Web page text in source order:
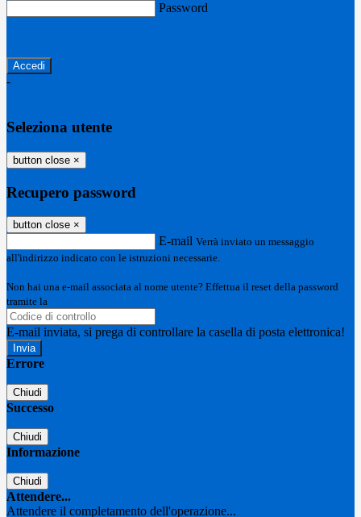
Password
-
Seleziona utente
button close ×
Recupero password
button close ×
E-mail Verrà inviato un messaggio
all'indirizzo indicato con le istruzioni necessarie.
Non hai una e-mail associata al nome utente? Effettua il reset della password
tramite la
E-mail inviata, si prega di controllare la casella di posta elettronica!
Errore
Chiudi
Successo
Chiudi
Informazione
Chiudi
Attendere...
Attendere il completamento dell'operazione...